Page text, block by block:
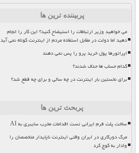
پربیننده ترین ها
می خواهید وزیر ارتباطات را استیضاح کنید؟ این کار را انجام
دهید اما دولت در مقابل استفاده مردم از اینترنت کوتاه نمی آید
اپراتورها پول خرید پرو را پس نمی دهند
کدام حساب ها حذف شدند؟
برای نخستین بار اینترنت در چه سالی و برای چه قطع شد؟
پربحث ترین ها
ساخت پلت فرم ایرانی تست اقدامات مخرب سایبری به AI
مرگ دورکاری در ایران وقتی اینترنت ناپایدار متخصصان را
وادار به کوچ کرد